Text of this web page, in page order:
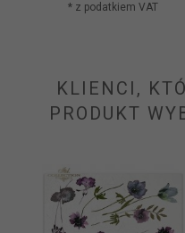
* z podatkiem VAT
KLIENCI,
PRODUKT